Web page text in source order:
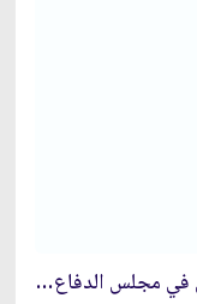
الموضوع: تعيين مستشار للامام الخمينى في مجلس الدفاع الأعلى‏